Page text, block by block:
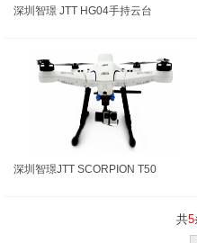
深圳智璟 JTT HG04手持云台
深圳智璟JTT SCORPION T50
共5